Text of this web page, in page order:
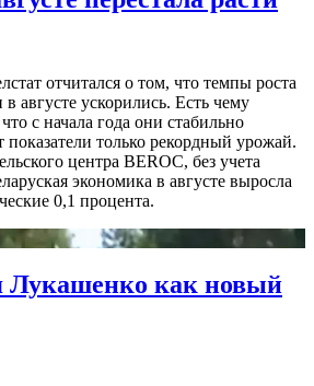
отчитался о том, что темпы роста
августе ускорились. Есть чему
с начала года они стабильно
показатели только рекордный урожай.
центра BEROC, без учета
экономика в августе выросла
0,1 процента.
Лукашенко как новый